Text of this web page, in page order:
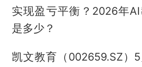
实现盈亏平衡？2026年
是多少？
凯文教育（002659.SZ）